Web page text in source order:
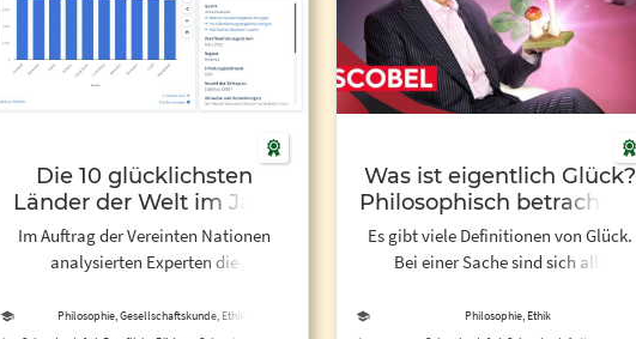
Die 10 glücklichsten
Länder der Welt im Jahr
2022 | statista
Im Auftrag der Vereinten Nationen
analysierten Experten die
Welt: Mit einem Durchschnittswert von
Philosophie, Gesellschaftskunde, Ethik
Was ist eigentlich Glück?
Philosophisch betrachtet |
Gert Scobel
Es gibt viele Definitionen von Glück.
Bei einer Sache sind sich alle
Oft leiden wir grade auf der Suche
Philosophie, Ethik